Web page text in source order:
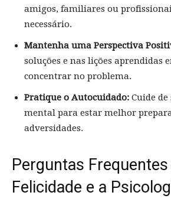
amigos, familiares ou
necessário.
Mantenha uma Perspectiva
soluções e nas lições aprendidas
concentrar no problema.
Pratique o Autocuidado: Cuide de
mental para estar melhor
adversidades.
Perguntas
Felicidade e a